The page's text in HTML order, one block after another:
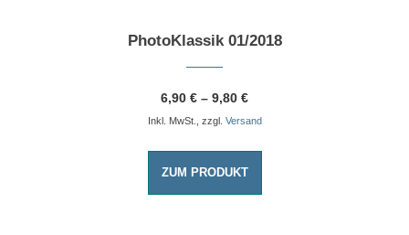
PhotoKlassik 01/2018
6,90 € – 9,80 €
Inkl. MwSt., zzgl. Versand
ZUM PRODUKT